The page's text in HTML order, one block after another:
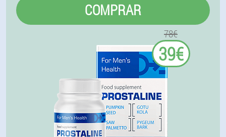
COMPRAR
78€
39€